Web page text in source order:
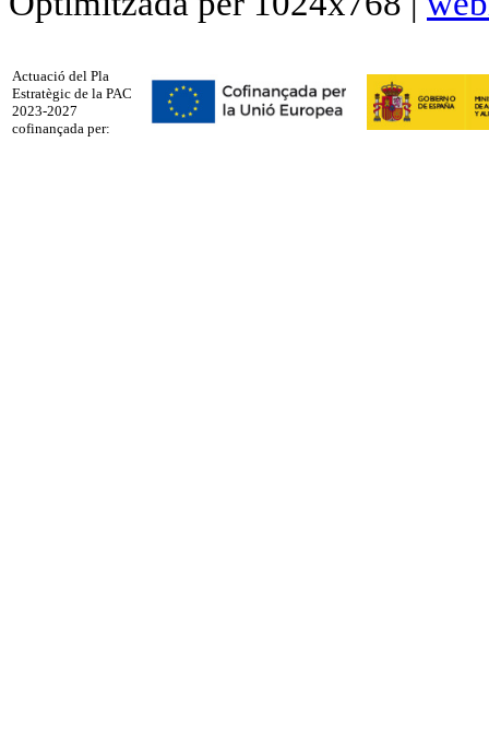
Actuació del Pla
Estratègic de la PAC
2023-2027
cofinançada per: